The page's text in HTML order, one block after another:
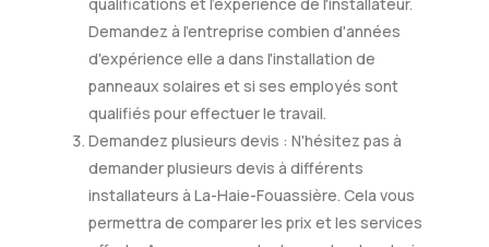
qualifications et l'expérience de l'installateur.
Demandez à l'entreprise combien d'années
d'expérience elle a dans l'installation de
panneaux solaires et si ses employés sont
qualifiés pour effectuer le travail.
Demandez plusieurs devis : N'hésitez pas à
demander plusieurs devis à différents
installateurs à La-Haie-Fouassière. Cela vous
permettra de comparer les prix et les services